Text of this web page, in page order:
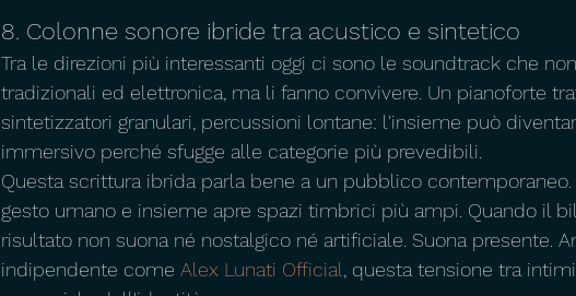
8. Colonne sonore ibride tra acustico e sintetico
Tra le direzioni più interessanti oggi ci sono le soundtrack che
tradizionali ed elettronica, ma li fanno convivere. Un pianoforte
sintetizzatori granulari, percussioni lontane: l'insieme può
immersivo perché sfugge alle categorie più prevedibili.
Questa scrittura ibrida parla bene a un pubblico contemporaneo.
gesto umano e insieme apre spazi timbrici più ampi. Quando il
risultato non suona né nostalgico né artificiale. Suona presente.
indipendente come Alex Lunati Official , questa tensione tra